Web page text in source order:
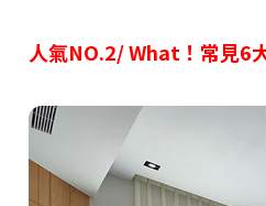
人氣NO.2/ What ！ 常見6